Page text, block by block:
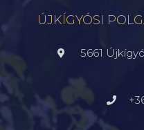
ÚJKÍGYÓSI
5661